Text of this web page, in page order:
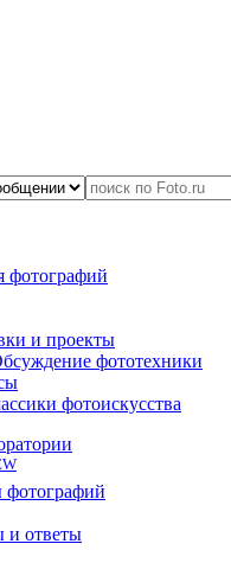
фотографий
и проекты
фототехники
фотоискусства
и ответы